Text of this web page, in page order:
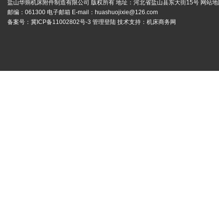
盐山华蒴机床附件制造有限公司 版权所有 地址：河北省盐山县东大街15号 网站
邮编：061300 电子邮箱 E-mail： huashuojixie@126.com
备案号： 冀ICP备11002802号-3 管理登陆 技术支持： 机床商务网